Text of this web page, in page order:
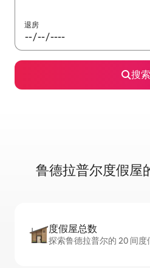
退房
搜索
鲁德拉普尔度假屋
度假屋总数
探索鲁德拉普尔的 20 间度